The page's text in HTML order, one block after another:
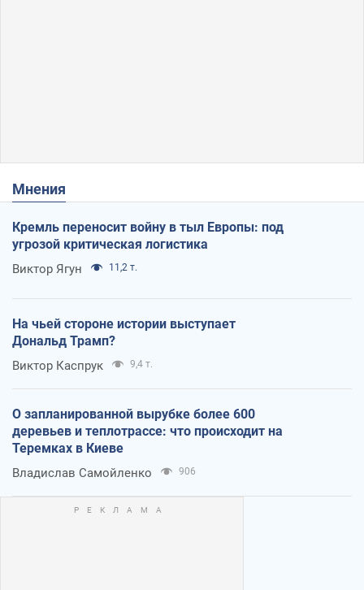
Мнения
Кремль переносит войну в тыл Европы: под
угрозой критическая логистика
Виктор Ягун 11,2 т.
На чьей стороне истории выступает
Дональд Трамп?
Виктор Каспрук 9,4 т.
О запланированной вырубке более 600
деревьев и теплотрассе: что происходит на
Теремках в Киеве
Владислав Самойленко 906